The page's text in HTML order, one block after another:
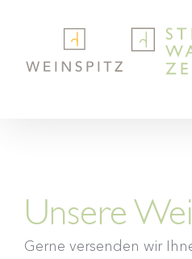
content
Unsere
Gerne versenden wir